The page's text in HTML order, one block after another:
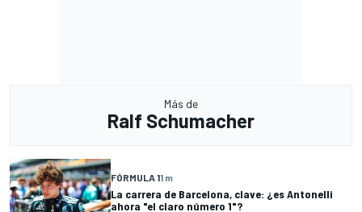
Más de
Ralf Schumacher
FÓRMULA 11 m
La carrera de Barcelona, clave: ¿es Antonelli
ahora "el claro número 1"?